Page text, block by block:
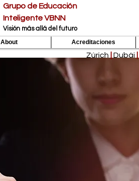
Grupo de Educación
Inteligente VBNN
​Visión más allá del futuro
About Acreditaciones
Zúrich Dubái